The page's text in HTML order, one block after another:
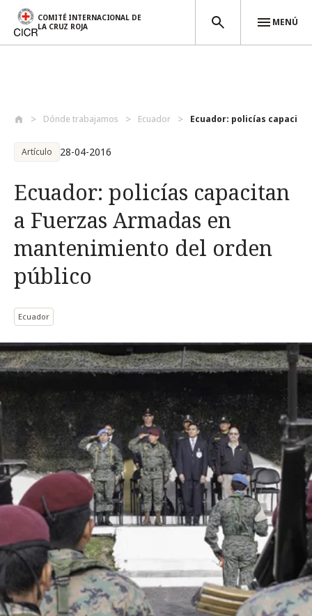
COMITÉ INTERNACIONAL DE
LA CRUZ ROJA
MENÚ
Dónde trabajamos Ecuador Ecuador: policías
Artículo 28-04-2016
Ecuador: policías capacitan
a Fuerzas Armadas en
mantenimiento del orden
público
Ecuador